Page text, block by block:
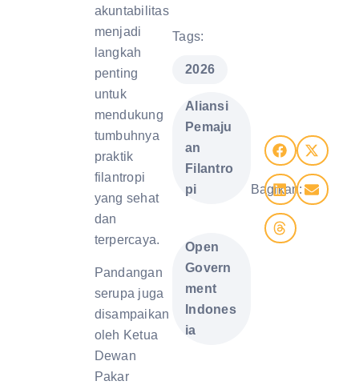
akuntabilitas
menjadi
langkah
penting
untuk
mendukung
tumbuhnya
praktik
filantropi
yang sehat
dan
terpercaya.
Pandangan
serupa juga
disampaikan
oleh Ketua
Dewan
Pakar
Tags:
2026
Aliansi
Pemaju
an
Filantro
pi
Open
Govern
ment
Indones
ia
Bagikan: